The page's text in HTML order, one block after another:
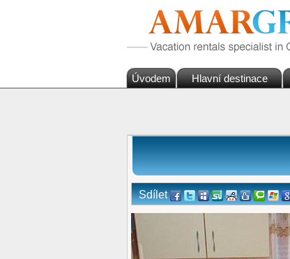
Úvodem Hlavní destinace
Sdílet